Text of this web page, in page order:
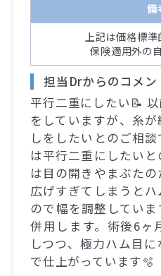
備
上記は価格標準
保険適用外の
担当Drからのコメン
平行二重にしたい📝
をしていますが、糸
しをしたいとのご相
は平行二重にしたい
は目の開きやまぶた
広げすぎてしまうと
ので幅を調整してい
併用します。術後6ヶ
しつつ、極力ハム目
で仕上がっています🫧